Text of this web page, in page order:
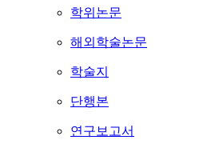
학위논문
해외학술논문
학술지
단행본
연구보고서